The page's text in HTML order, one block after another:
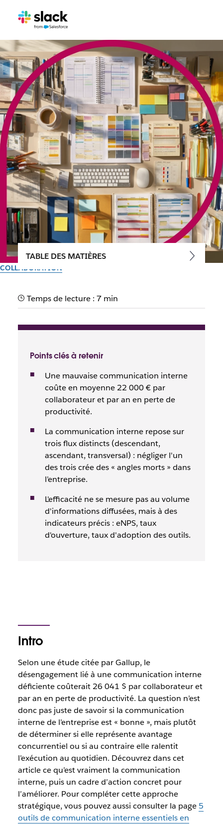
COLLABORATION
Communication interne en
et comment la mettre en
place
Par l’équipe Slack
TABLE DES MATIÈRES
Temps de lecture : 7 min
Points clés à retenir
Une mauvaise communication interne
coûte en moyenne 22 000 € par
collaborateur et par an en perte de
productivité.
La communication interne repose sur
trois flux distincts (descendant,
ascendant, transversal) : négliger l'un
des trois crée des « angles morts » dans
l’entreprise.
L'efficacité ne se mesure pas au volume
d'informations diffusées, mais à des
indicateurs précis : eNPS, taux
d'ouverture, taux d'adoption des outils.
Intro
Selon une étude citée par Gallup, le
désengagement lié à une communication interne
déficiente coûterait 26 041 $ par collaborateur et
par an en perte de productivité. La question n’est
donc pas juste de savoir si la communication
interne de l’entreprise est « bonne », mais plutôt
de déterminer si elle représente avantage
concurrentiel ou si au contraire elle ralentit
l’exécution au quotidien. Découvrez dans cet
article ce qu’est vraiment la communication
interne, puis un cadre d’action concret pour
l’améliorer. Pour compléter cette approche
stratégique, vous pouvez aussi consulter la page5
outils de communication interne essentiels en